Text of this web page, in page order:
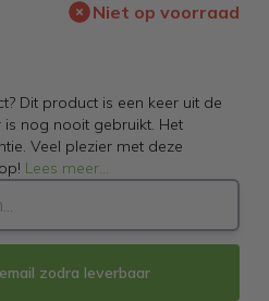
Niet op voorraad
Dit product is een keer uit de
nog nooit gebruikt. Het
Veel plezier met deze
Lees meer...
zodra leverbaar